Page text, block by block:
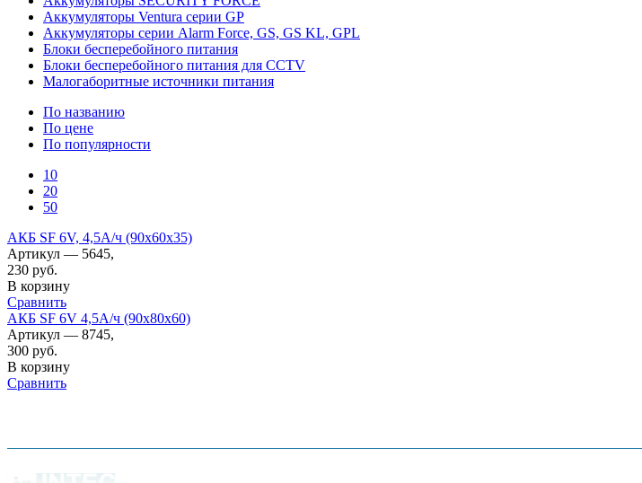
Аккумуляторы Ventura серии GP
Аккумуляторы серии Alarm Force, GS, GS KL, GPL
Блоки бесперебойного питания
Блоки бесперебойного питания для CCTV
Малогаборитные источники питания
По названию
По цене
По популярности
10
20
50
АКБ SF 6V, 4,5А/ч (90х60х35)
Артикул — 5645,
230 руб.
В корзину
Сравнить
АКБ SF 6V 4,5А/ч (90х80х60)
Артикул — 8745,
300 руб.
В корзину
Сравнить